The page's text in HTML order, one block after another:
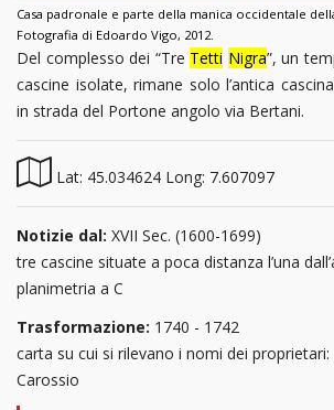
Casa padronale e parte della manica occidentale
Fotografia di Edoardo Vigo, 2012.
Del complesso dei “Tre Tetti Nigra”, un
cascine isolate, rimane solo l’antica
in strada del Portone angolo via Bertani.
Lat: 45.034624 Long: 7.607097
Notizie dal: XVII Sec. (1600-1699)
tre cascine situate a poca distanza l’una
planimetria a C
Trasformazione: 1740 - 1742
carta su cui si rilevano i nomi dei proprietari:
Carossio